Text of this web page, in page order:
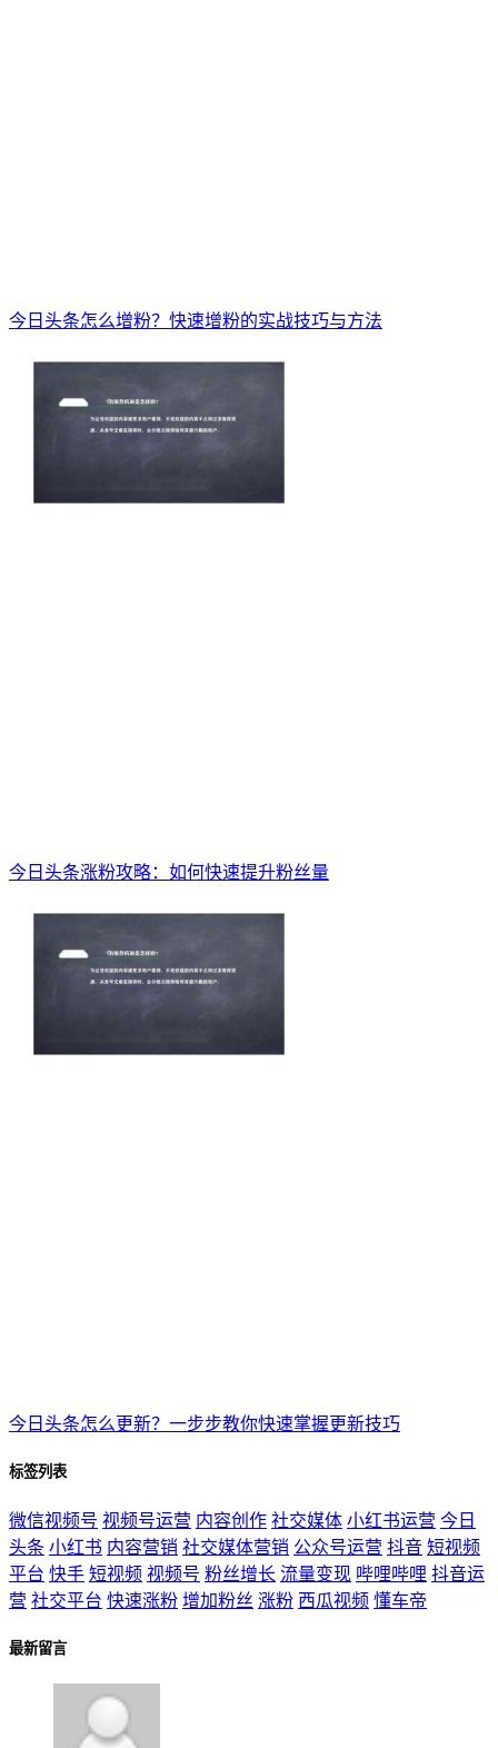
今日头条怎么增粉？快速增粉的实战技巧与方法
今日头条涨粉攻略：如何快速提升粉丝量
今日头条怎么更新？一步步教你快速掌握更新技巧
标签列表
微信视频号 视频号运营 内容创作 社交媒体 小红书运营 今日
头条 小红书 内容营销 社交媒体营销 公众号运营 抖音 短视频
平台 快手 短视频 视频号 粉丝增长 流量变现 哔哩哔哩 抖音运
营 社交平台 快速涨粉 增加粉丝 涨粉 西瓜视频 懂车帝
最新留言